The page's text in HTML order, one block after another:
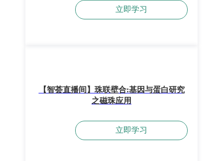
立即学习
【智荟直播间】珠联壁合:基因与蛋白研究
之磁珠应用
立即学习